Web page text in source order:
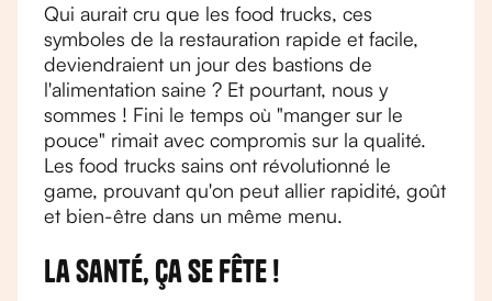
Qui aurait cru que les food trucks, ces
symboles de la restauration rapide et facile,
deviendraient un jour des bastions de
l'alimentation saine ? Et pourtant, nous y
sommes ! Fini le temps où "manger sur le
pouce" rimait avec compromis sur la qualité.
Les food trucks sains ont révolutionné le
game, prouvant qu'on peut allier rapidité, goût
et bien-être dans un même menu.
La santé, ça se fête !